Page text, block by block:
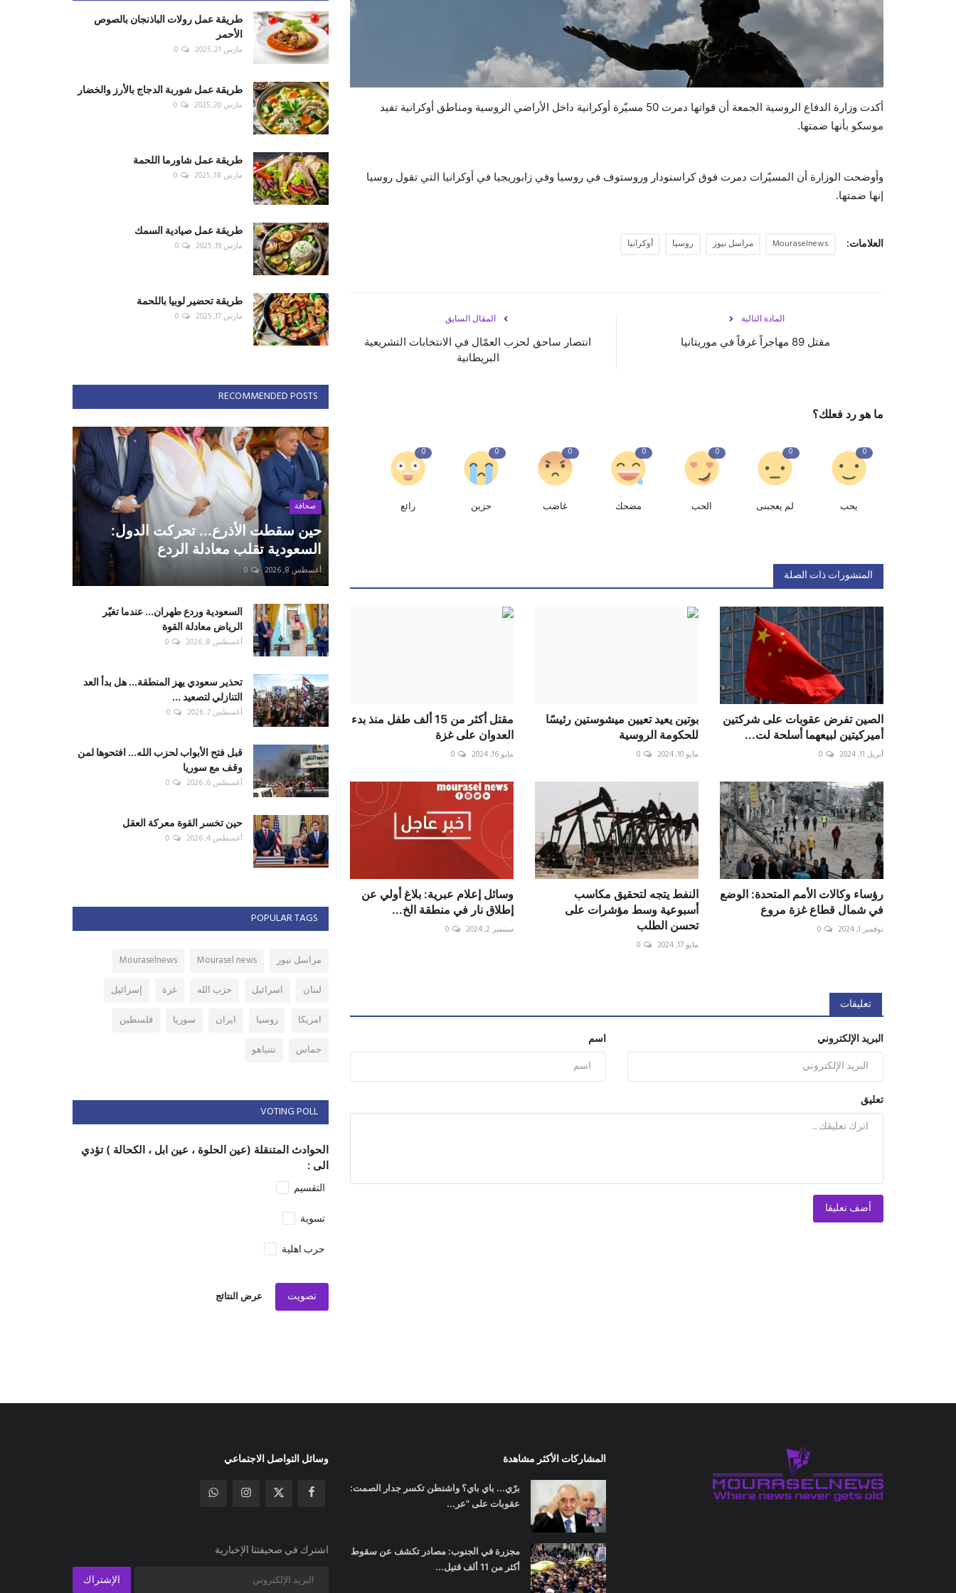
أكدت وزارة الدفاع الروسية الجمعة أن قواتها دمرت 50 مسيّرة أوكرانية داخل الأراضي الروسية ومناطق أوكرانية تفيد
موسكو بأنها ضمتها.
وأوضحت الوزارة أن المسيّرات دمرت فوق كراسنودار وروستوف في روسيا وفي زابوريجيا في أوكرانيا التي تقول روسيا
إنها ضمتها.
العلامات: Mouraselnews مراسل نيوز روسيا أوكرانيا
المقال السابق
انتصار ساحق لحزب العمّال في الانتخابات التشريعية
البريطانية
المادة التالية
مقتل 89 مهاجراً غرقاً في موريتانيا
ما هو رد فعلك؟
0
يحب
0
لم يعجبنى
0
الحب
0
مضحك
0
غاضب
0
حزين
0
رائع
المنشورات ذات الصلة
الصين تفرض عقوبات على شركتين
أميركيتين لبيعهما أسلحة لت...
أبريل 11, 2024 0
بوتين يعيد تعيين ميشوستين رئيسًا
للحكومة الروسية
مايو 10, 2024 0
مقتل أكثر من 15 ألف طفل منذ بدء
العدوان على غزة
مايو 16, 2024 0
رؤساء وكالات الأمم المتحدة: الوضع
في شمال قطاع غزة مروع
نوفمبر 1, 2024 0
النفط يتجه لتحقيق مكاسب
أسبوعية وسط مؤشرات على
تحسن الطلب
مايو 17, 2024 0
وسائل إعلام عبرية: بلاغ أولي عن
إطلاق نار في منطقة ‎الخ...
سبتمبر 2, 2024 0
تعليقات
اسم البريد الإلكتروني
تعليق
أضف تعليقا
طريقة عمل رولات الباذنجان بالصوص
الأحمر
مارس 21, 2025 0
طريقة عمل شوربة الدجاج بالأرز والخضار
مارس 20, 2025 0
طريقة عمل شاورما اللحمة
مارس 18, 2025 0
طريقة عمل صيادية السمك
مارس 19, 2025 0
طريقة تحضير لوبيا باللحمة
مارس 17, 2025 0
RECOMMENDED POSTS
صحافة
حين سقطت الأذرع... تحركت الدول:
السعودية تقلب معادلة الردع
أغسطس 8, 2026 0
السعودية وردع طهران... عندما تغيّر
الرياض معادلة القوة
أغسطس 8, 2026 0
تحذير سعودي يهز المنطقة... هل بدأ العد
التنازلي لتصعيد ...
أغسطس 7, 2026 0
قبل فتح الأبواب لحزب الله... افتحوها لمن
وقف مع سوريا
أغسطس 6, 2026 0
حين تخسر القوة معركة العقل
أغسطس 4, 2026 0
POPULAR TAGS
مراسل نيوز Mourasel news
Mouraselnews
لبنان
اسرائيل حزب الله غزة
إسرائيل
امريكا
روسيا ايران سوريا
فلسطين
حماس
نتنياهو
VOTING POLL
الحوادث المتنقلة (عين الحلوة ، عين ابل ، الكحالة ) تؤدي
الى :
التقسيم
تسوية
حرب اهلية
تصويت عرض النتائج
المشاركات الأكثر مشاهدة
برّي... باي باي؟ واشنطن تكسر جدار الصمت:
عقوبات على "عر...
مجزرة في الجنوب: مصادر تكشف عن سقوط
أكثر من 11 ألف قتيل...
وسائل التواصل الاجتماعي
اشترك في صحيفتنا الإخبارية
الإشتراك